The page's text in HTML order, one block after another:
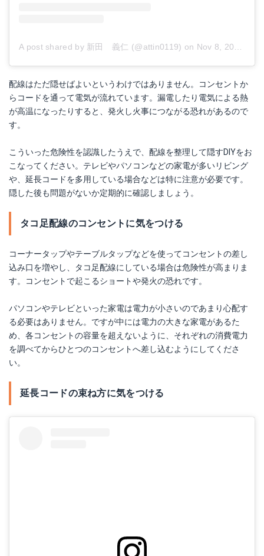
A post shared by 新田 義仁 (@attin0119) on Nov 8, 2017 at 9:01pm PST
配線はただ隠せばよいというわけではありません。コンセントか
らコードを通って電気が流れています。漏電したり電気による熱
が高温になったりすると、発火し火事につながる恐れがあるので
す。
こういった危険性を認識したうえで、配線を整理して隠すDIYをお
こなってください。テレビやパソコンなどの家電が多いリビング
や、延長コードを多用している場合などは特に注意が必要です。
隠した後も問題がないか定期的に確認しましょう。
タコ足配線のコンセントに気をつける
コーナータップやテーブルタップなどを使ってコンセントの差し
込み口を増やし、タコ足配線にしている場合は危険性が高まりま
す。コンセントで起こるショートや発火の恐れです。
パソコンやテレビといった家電は電力が小さいのであまり心配す
る必要はありません。ですが中には電力の大きな家電があるた
め、各コンセントの容量を超えないように、それぞれの消費電力
を調べてからひとつのコンセントへ差し込むようにしてくださ
い。
延長コードの束ね方に気をつける